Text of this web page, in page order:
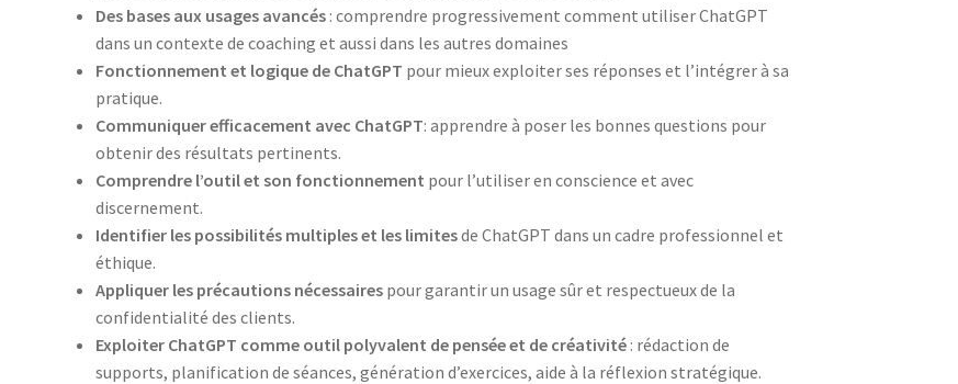
Des bases aux usages avancés : comprendre progressivement comment utiliser ChatGPT
dans un contexte de coaching et aussi dans les autres domaines
Fonctionnement et logique de ChatGPT pour mieux exploiter ses réponses et l’intégrer à sa
pratique.
Communiquer efficacement avec ChatGPT: apprendre à poser les bonnes questions pour
obtenir des résultats pertinents.
Comprendre l’outil et son fonctionnement pour l’utiliser en conscience et avec
discernement.
Identifier les possibilités multiples et les limitesde ChatGPT dans un cadre professionnel et
éthique.
Appliquer les précautions nécessaires pour garantir un usage sûr et respectueux de la
confidentialité des clients.
Exploiter ChatGPT comme outil polyvalent de pensée et de créativité : rédaction de
supports, planification de séances, génération d’exercices, aide à la réflexion stratégique.